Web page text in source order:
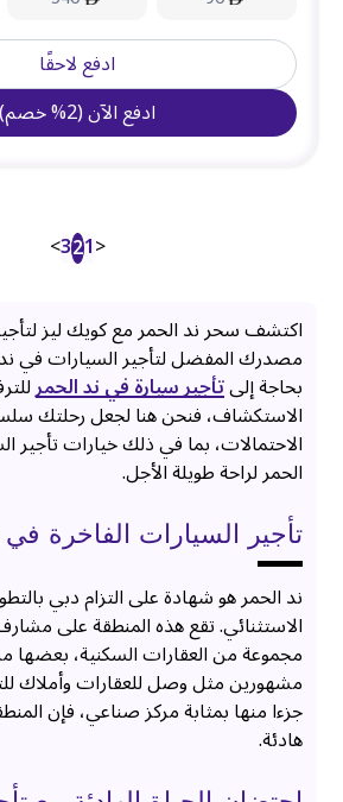
ادفع لاحقًا
ادفع الآن(
2
%خصم)
<
1
2
3
>
اكتشف سحر ند الحمر مع كويك ليز
مصدرك المفضل لتأجير السيارات في
بحاجة إلىتأجير سيارة في ند الحمر
الاستكشاف، فنحن هنا لجعل رحلتك
الاحتمالات، بما في ذلك خيارات تأجير
الحمر لراحة طويلة الأجل.
تأجير السيارات الفاخرة في
ند الحمر هو شهادة على التزام دبي
الاستثنائي. تقع هذه المنطقة على
مجموعة من العقارات السكنية،
مشهورين مثل وصل للعقارات وأملاك
جزءا منها بمثابة مركز صناعي، فإن
هادئة.